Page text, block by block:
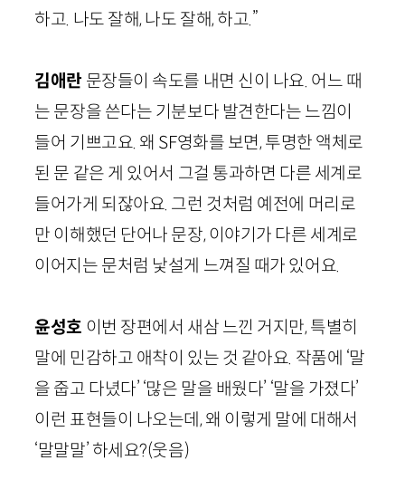
하고. 나도 잘해, 나도 잘해, 하고.”
김애란 문장들이 속도를 내면 신이 나요. 어느 때
는 문장을 쓴다는 기분보다 발견한다는 느낌이
들어 기쁘고요. 왜 SF영화를 보면, 투명한 액체로
된 문 같은 게 있어서 그걸 통과하면 다른 세계로
들어가게 되잖아요. 그런 것처럼 예전에 머리로
만 이해했던 단어나 문장, 이야기가 다른 세계로
이어지는 문처럼 낯설게 느껴질 때가 있어요.
윤성호 이번 장편에서 새삼 느낀 거지만, 특별히
말에 민감하고 애착이 있는 것 같아요. 작품에 ‘말
을 줍고 다녔다’ ‘많은 말을 배웠다’ ‘말을 가졌다’
이런 표현들이 나오는데, 왜 이렇게 말에 대해서
‘말말말’ 하세요?(웃음)